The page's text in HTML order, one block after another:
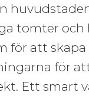
tomter och
för att skapa
för
Ett smart